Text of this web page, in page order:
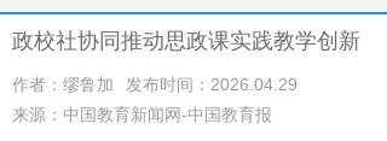
政校社协同推动思政课实践教学创新
作者：缪鲁加
发布时间：2026.04.29
来源：中国教育新闻网-中国教育报